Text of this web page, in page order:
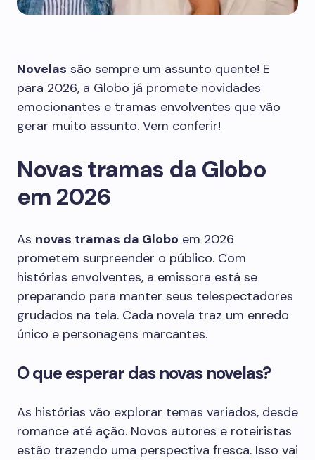
Novelas são sempre um assunto quente! E
para 2026, a Globo já promete novidades
emocionantes e tramas envolventes que vão
gerar muito assunto. Vem conferir!
Novas tramas da Globo
em 2026
As novas tramas da Globo em 2026
prometem surpreender o público. Com
histórias envolventes, a emissora está se
preparando para manter seus telespectadores
grudados na tela. Cada novela traz um enredo
único e personagens marcantes.
O que esperar das novas novelas?
As histórias vão explorar temas variados, desde
romance até ação. Novos autores e roteiristas
estão trazendo uma perspectiva fresca. Isso vai